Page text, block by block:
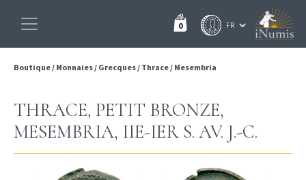
0
Boutique/ Monnaies/ Grecques/ Thrace/ Mesembria
THRACE, PETIT BRONZE,
MESEMBRIA, IIE-IER S. AV. J.-C.